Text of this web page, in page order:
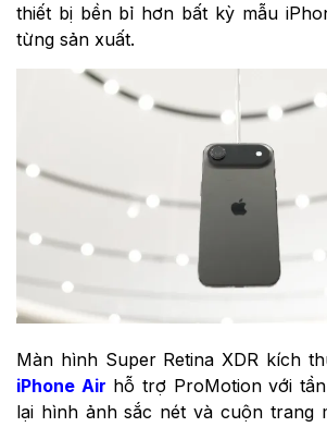
thiết bị bền bỉ hơn bất kỳ mẫu
từng sản xuất.
Màn hình Super Retina XDR kích
iPhone Air hỗ trợ ProMotion với
lại hình ảnh sắc nét và cuộn trang